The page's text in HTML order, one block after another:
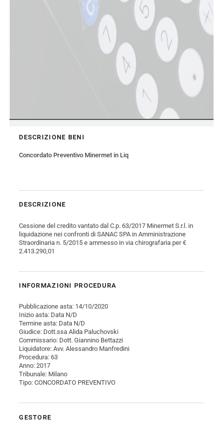
DESCRIZIONE BENI
Concordato Preventivo Minermet in Liq
DESCRIZIONE
Cessione del credito vantato dal C.p. 63/2017 Minermet S.r.l. in
liquidazione nei confronti di SANAC SPA in Amministrazione
Straordinaria n. 5/2015 e ammesso in via chirografaria per €
2.413.290,01
INFORMAZIONI PROCEDURA
Pubblicazione asta: 14/10/2020
Inizio asta: Data N/D
Termine asta: Data N/D
Giudice: Dott.ssa Alida Paluchovski
Commissario: Dott. Giannino Bettazzi
Liquidatore: Avv. Alessandro Manfredini
Procedura: 63
Anno: 2017
Tribunale: Milano
Tipo: CONCORDATO PREVENTIVO
GESTORE